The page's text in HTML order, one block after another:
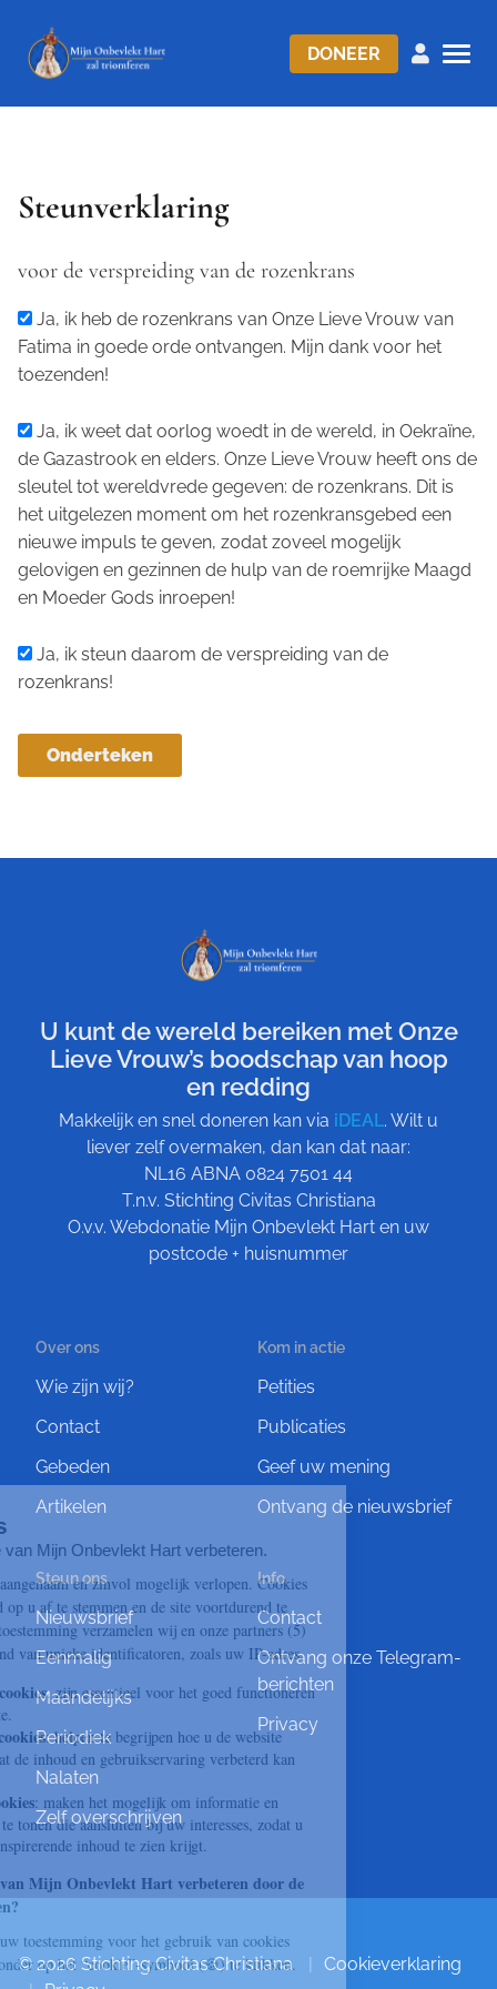
DONEER
Steunverklaring
voor de verspreiding van de rozenkrans
Ja, ik heb de rozenkrans van Onze Lieve Vrouw van
Fatima in goede orde ontvangen. Mijn dank voor het
toezenden!
Ja, ik weet dat oorlog woedt in de wereld, in Oekraïne,
de Gazastrook en elders. Onze Lieve Vrouw heeft ons de
sleutel tot wereldvrede gegeven: de rozenkrans. Dit is
het uitgelezen moment om het rozenkransgebed een
nieuwe impuls te geven, zodat zoveel mogelijk
gelovigen en gezinnen de hulp van de roemrijke Maagd
en Moeder Gods inroepen!
Ja, ik steun daarom de verspreiding van de
rozenkrans!
Onderteken
U kunt de wereld bereiken met Onze
Lieve Vrouw’s boodschap van hoop
en redding
Makkelijk en snel doneren kan via iDEAL. Wilt u
liever zelf overmaken, dan kan dat naar:
NL16 ABNA 0824 7501 44
T.n.v. Stichting Civitas Christiana
O.v.v. Webdonatie Mijn Onbevlekt Hart en uw
postcode + huisnummer
Over ons
Wie zijn wij?
Contact
Gebeden
Artikelen
Kom in actie
Petities
Publicaties
Geef uw mening
Ontvang de nieuwsbrief
Steun ons
Nieuwsbrief
Eenmalig
Maandelijks
Periodiek
Nalaten
Zelf overschrijven
Info
Contact
Ontvang onze Telegram-
berichten
Privacy
© 2026 Stichting Civitas Christiana
Cookieverklaring